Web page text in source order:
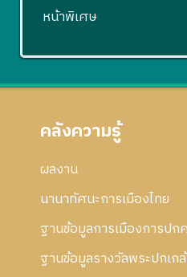
หน้าพิเศษ
คลังความรู้
ผลงาน
นานาทัศนะการเมืองไทย
ฐานข้อมูลการเมืองการปก
ฐานข้อมูลรางวัลพระปกเก